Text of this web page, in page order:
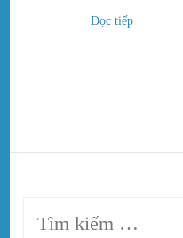
Đọc tiếp
Tìm